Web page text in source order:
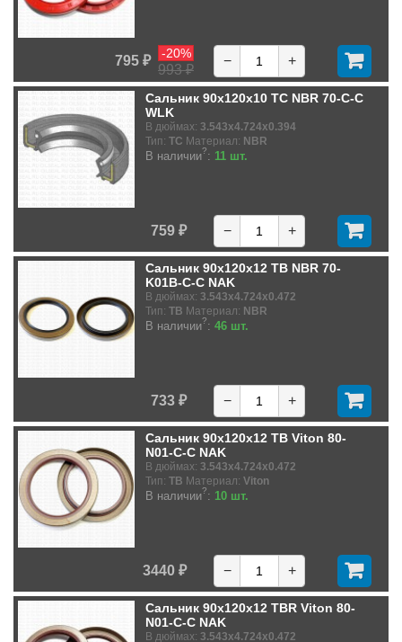
795 ₽
993 ₽
-20% − +
Сальник 90x120x10 TC NBR 70-C-C
WLK
В дюймах: 3.543x4.724x0.394
Тип: TC Материал: NBR
В наличии?: 11 шт.
759 ₽ − +
Сальник 90x120x12 TB NBR 70-
K01B-C-C NAK
В дюймах: 3.543x4.724x0.472
Тип: TB Материал: NBR
В наличии?: 46 шт.
733 ₽ − +
Сальник 90x120x12 TB Viton 80-
N01-C-C NAK
В дюймах: 3.543x4.724x0.472
Тип: TB Материал: Viton
В наличии?: 10 шт.
3440 ₽ − +
Сальник 90x120x12 TBR Viton 80-
N01-C-C NAK
В дюймах: 3.543x4.724x0.472